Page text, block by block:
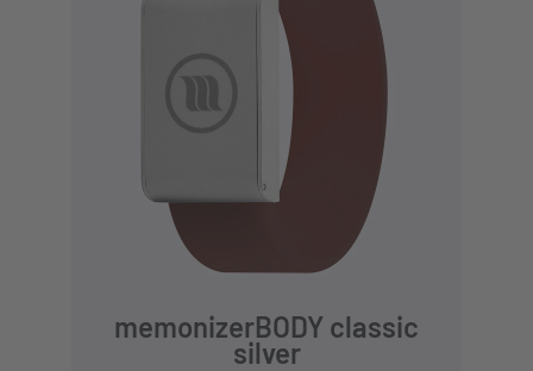
memonizerBODY classic
silver
DETAILS